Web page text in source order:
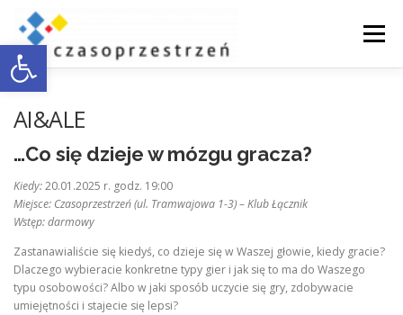
Otwórz pasek narzędzi
Przejdź
treści
Menu
DOSTĘPNOŚĆ AKTUALNOŚCI
AI&ALE
…Co się dzieje w mózgu gracza?
Kiedy:20.01.2025 r. godz. 19:00
Miejsce: Czasoprzestrzeń (ul. Tramwajowa 1-3) – Klub Łącznik
Wstęp: darmowy
Zastanawialiście się kiedyś, co dzieje się w Waszej głowie, kiedy gracie?
Dlaczego wybieracie konkretne typy gier i jak się to ma do Waszego
typu osobowości? Albo w jaki sposób uczycie się gry, zdobywacie
umiejętności i stajecie się lepsi?